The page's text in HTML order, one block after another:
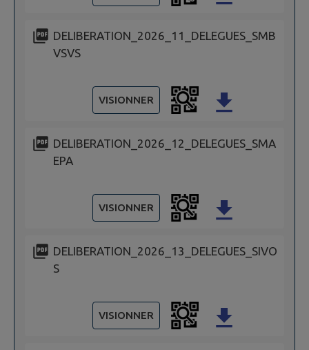
DELIBERATION_2026_11_DELEGUES_SMB
VSVS
VISIONNER
DELIBERATION_2026_12_DELEGUES_SMA
EPA
VISIONNER
DELIBERATION_2026_13_DELEGUES_SIVO
S
VISIONNER